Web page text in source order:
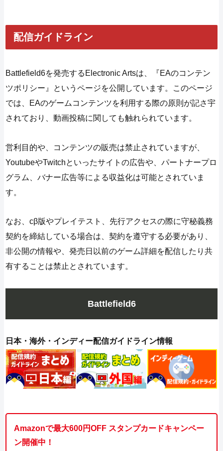
配信ガイドライン
Battlefield6を発売するElectronic Artsは、『EAのコンテン
ツポリシー』というページを公開しています。このページ
では、EAのゲームコンテンツを利用する際の原則が記さ宇
されており、動画投稿に関しても触れられています。
営利目的や、コンテンツの販売は禁止されていますが、
YoutubeやTwitchといったサイトの広告や、パートナープロ
グラム、バナー広告等による収益化は可能とされていま
す。
なお、cβ版やプレイテスト、先行アクセスの際に守秘義務
契約を締結している場合は、契約を遵守する必要があり、
非公開の情報や、発売日以前のゲーム詳細を配信したり共
有することは禁止とされています。
Battlefield6
日本・海外・インディー配信ガイドライン情報
Amazonで最大600円OFF スタンプカードキャンペー
ン開催中！